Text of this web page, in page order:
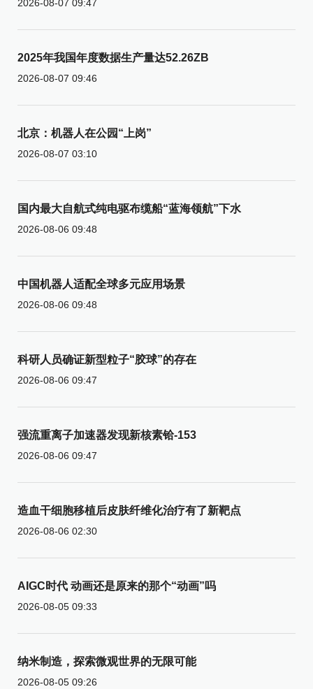
2026-08-07 09:47
2025年我国年度数据生产量达52.26ZB
2026-08-07 09:46
北京：机器人在公园“上岗”
2026-08-07 03:10
国内最大自航式纯电驱布缆船“蓝海领航”下水
2026-08-06 09:48
中国机器人适配全球多元应用场景
2026-08-06 09:48
科研人员确证新型粒子“胶球”的存在
2026-08-06 09:47
强流重离子加速器发现新核素铪-153
2026-08-06 09:47
造血干细胞移植后皮肤纤维化治疗有了新靶点
2026-08-06 02:30
AIGC时代 动画还是原来的那个“动画”吗
2026-08-05 09:33
纳米制造，探索微观世界的无限可能
2026-08-05 09:26